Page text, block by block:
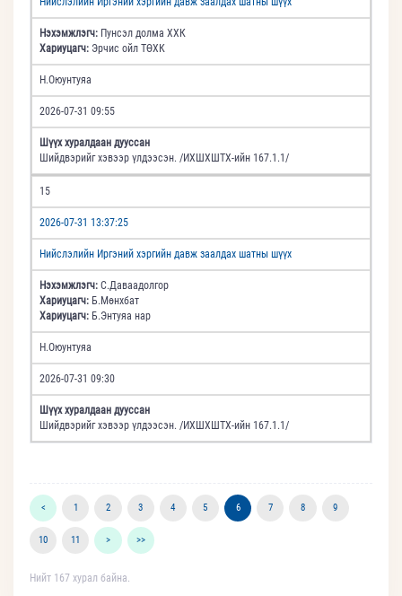
Нэхэмжлэгч: Пунсэл долма ХХК
Хариуцагч: Эрчис ойл ТӨХК
Н.Оюунтуяа
2026-07-31 09:55
Шүүх хуралдаан дууссан
Шийдвэрийг хэвээр үлдээсэн. /ИХШХШТХ-ийн 167.1.1/
15
2026-07-31 13:37:25
Нийслэлийн Иргэний хэргийн давж заалдах шатны шүүх
Нэхэмжлэгч: С.Даваадолгор
Хариуцагч: Б.Мөнхбат
Хариуцагч: Б.Энтуяа нар
Н.Оюунтуяа
2026-07-31 09:30
Шүүх хуралдаан дууссан
Шийдвэрийг хэвээр үлдээсэн. /ИХШХШТХ-ийн 167.1.1/
< 1 2 3 4 5 6 7 8 9
10 11 > >>
Нийт 167 хурал байна.